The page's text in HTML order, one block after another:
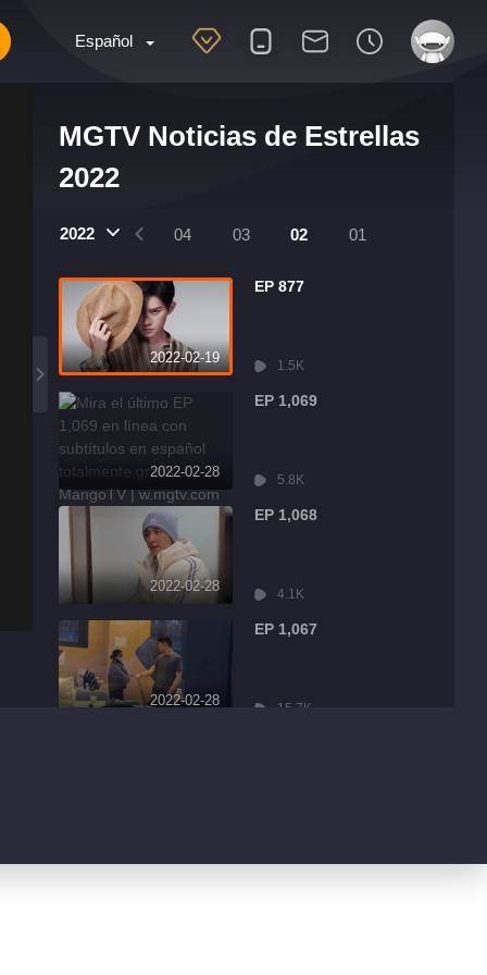
Español
MGTV Noticias de Estrellas
2022
2022
06 05 04 03 02 01
2022-02-19
EP 877
1.5K
2022-02-28
EP 1,069
5.8K
2022-02-28
EP 1,068
4.1K
2022-02-28
EP 1,067
15.7K